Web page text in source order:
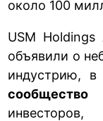
около 100
USM
объявили о
индустрию, в
инвесторов,